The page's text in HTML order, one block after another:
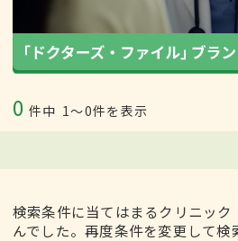
0 件中 1〜0件を表示
検索条件に当てはまるクリニック
んでした。再度条件を変更して検